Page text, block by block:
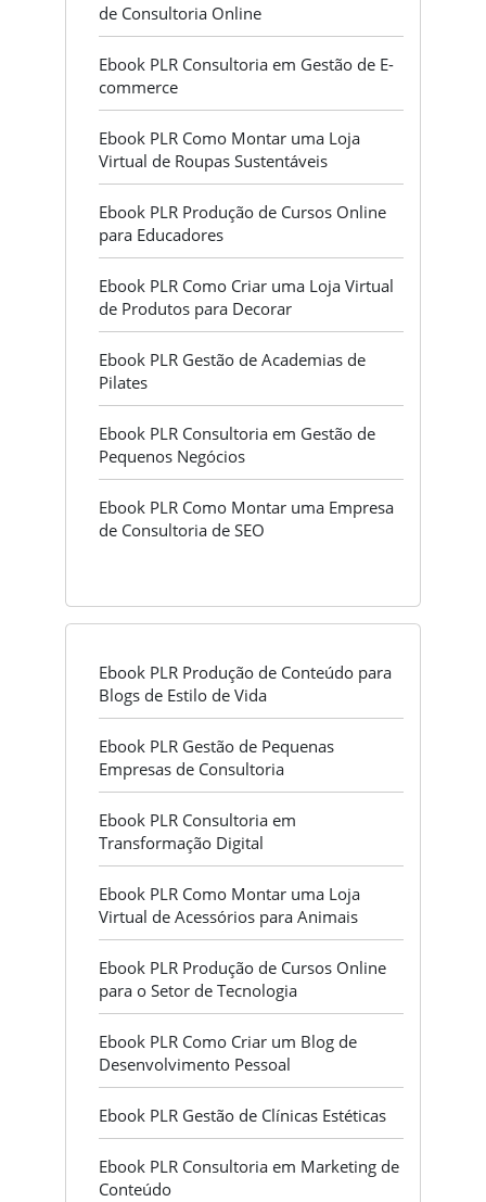
de Consultoria Online
Ebook PLR Consultoria em Gestão de E-
commerce
Ebook PLR Como Montar uma Loja
Virtual de Roupas Sustentáveis
Ebook PLR Produção de Cursos Online
para Educadores
Ebook PLR Como Criar uma Loja Virtual
de Produtos para Decorar
Ebook PLR Gestão de Academias de
Pilates
Ebook PLR Consultoria em Gestão de
Pequenos Negócios
Ebook PLR Como Montar uma Empresa
de Consultoria de SEO
Ebook PLR Produção de Conteúdo para
Blogs de Estilo de Vida
Ebook PLR Gestão de Pequenas
Empresas de Consultoria
Ebook PLR Consultoria em
Transformação Digital
Ebook PLR Como Montar uma Loja
Virtual de Acessórios para Animais
Ebook PLR Produção de Cursos Online
para o Setor de Tecnologia
Ebook PLR Como Criar um Blog de
Desenvolvimento Pessoal
Ebook PLR Gestão de Clínicas Estéticas
Ebook PLR Consultoria em Marketing de
Conteúdo